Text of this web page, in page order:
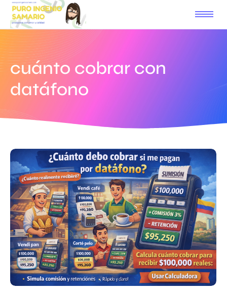
cuánto cobrar con
datáfono